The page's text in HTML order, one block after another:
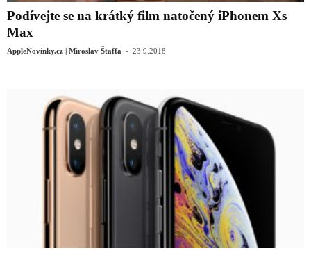
Podívejte se na krátký film natočený iPhonem Xs
Max
AppleNovinky.cz | Miroslav Štaffa - 23.9.2018